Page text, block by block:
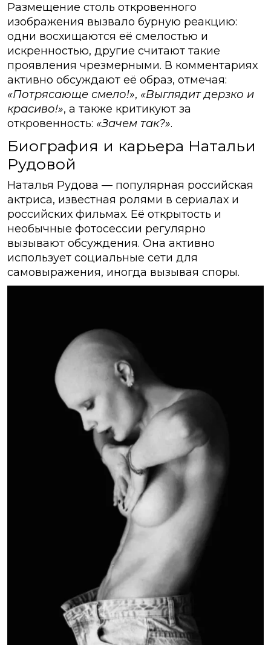
Размещение столь откровенного
изображения вызвало бурную реакцию:
одни восхищаются её смелостью и
искренностью, другие считают такие
проявления чрезмерными. В комментариях
активно обсуждают её образ, отмечая:
«Потрясающе смело!», «Выглядит дерзко и
красиво!», а также критикуют за
откровенность: «Зачем так?».
Биография и карьера Натальи
Рудовой
Наталья Рудова — популярная российская
актриса, известная ролями в сериалах и
российских фильмах. Её открытость и
необычные фотосессии регулярно
вызывают обсуждения. Она активно
использует социальные сети для
самовыражения, иногда вызывая споры.